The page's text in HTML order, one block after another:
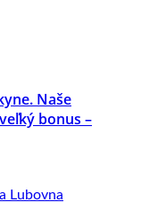
Naše
bonus –